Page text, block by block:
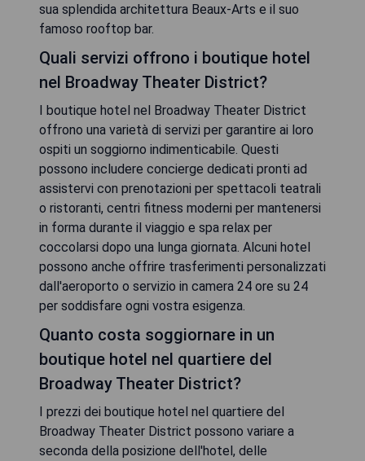
sua splendida architettura Beaux-Arts e il suo
famoso rooftop bar.
Quali servizi offrono i boutique hotel
nel Broadway Theater District?
I boutique hotel nel Broadway Theater District
offrono una varietà di servizi per garantire ai loro
ospiti un soggiorno indimenticabile. Questi
possono includere concierge dedicati pronti ad
assistervi con prenotazioni per spettacoli teatrali
o ristoranti, centri fitness moderni per mantenersi
in forma durante il viaggio e spa relax per
coccolarsi dopo una lunga giornata. Alcuni hotel
possono anche offrire trasferimenti personalizzati
dall'aeroporto o servizio in camera 24 ore su 24
per soddisfare ogni vostra esigenza.
Quanto costa soggiornare in un
boutique hotel nel quartiere del
Broadway Theater District?
I prezzi dei boutique hotel nel quartiere del
Broadway Theater District possono variare a
seconda della posizione dell'hotel, delle